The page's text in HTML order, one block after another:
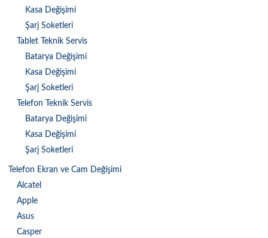
Kasa Değişimi
Şarj Soketleri
Tablet Teknik Servis
Batarya Değişimi
Kasa Değişimi
Şarj Soketleri
Telefon Teknik Servis
Batarya Değişimi
Kasa Değişimi
Şarj Soketleri
Telefon Ekran ve Cam Değişimi
Alcatel
Apple
Asus
Casper